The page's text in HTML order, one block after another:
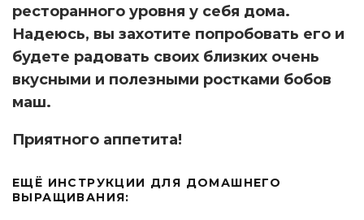
ресторанного уровня у себя дома.
Надеюсь, вы захотите попробовать его и
будете радовать своих близких очень
вкусными и полезными ростками бобов
маш.
Приятного аппетита!
ЕЩЁ ИНСТРУКЦИИ ДЛЯ ДОМАШНЕГО
ВЫРАЩИВАНИЯ: